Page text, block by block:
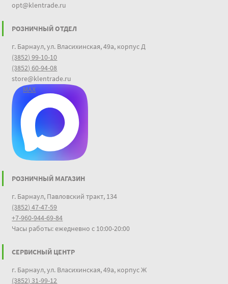
opt@klentrade.ru
РОЗНИЧНЫЙ ОТДЕЛ
г. Барнаул, ул. Власихинская, 49а, корпус Д
(3852) 99-10-10
(3852) 60-94-08
store@klentrade.ru
MAX
РОЗНИЧНЫЙ МАГАЗИН
г. Барнаул, Павловский тракт, 134
(3852) 47-47-59
+7-960-944-69-84
Часы работы: ежедневно с 10:00-20:00
СЕРВИСНЫЙ ЦЕНТР
г. Барнаул, ул. Власихинская, 49а, корпус Ж
(3852) 31-99-12